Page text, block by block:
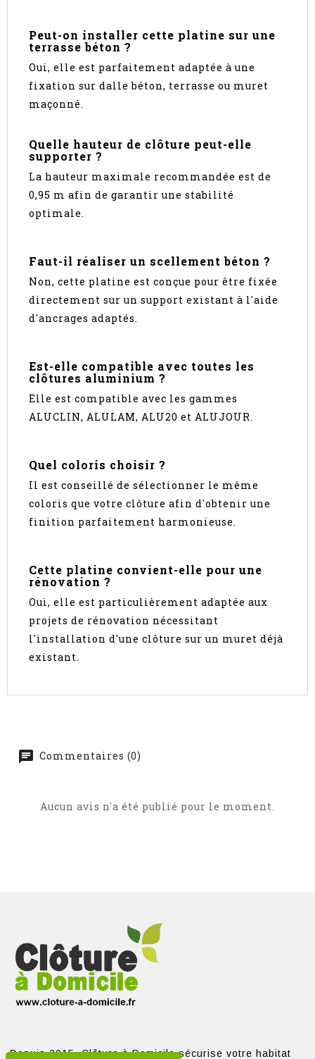
Peut-on installer cette platine sur une
terrasse béton ?
Oui, elle est parfaitement adaptée à une
fixation sur dalle béton, terrasse ou muret
maçonné.
Quelle hauteur de clôture peut-elle
supporter ?
La hauteur maximale recommandée est de
0,95 m afin de garantir une stabilité
optimale.
Faut-il réaliser un scellement béton ?
Non, cette platine est conçue pour être fixée
directement sur un support existant à l'aide
d'ancrages adaptés.
Est-elle compatible avec toutes les
clôtures aluminium ?
Elle est compatible avec les gammes
ALUCLIN, ALULAM, ALU20 et ALUJOUR.
Quel coloris choisir ?
Il est conseillé de sélectionner le même
coloris que votre clôture afin d'obtenir une
finition parfaitement harmonieuse.
Cette platine convient-elle pour une
rénovation ?
Oui, elle est particulièrement adaptée aux
projets de rénovation nécessitant
l'installation d'une clôture sur un muret déjà
existant.
Commentaires (0)
Aucun avis n'a été publié pour le moment.
Depuis 2015, Clôture à Domicile sécurise votre habitat